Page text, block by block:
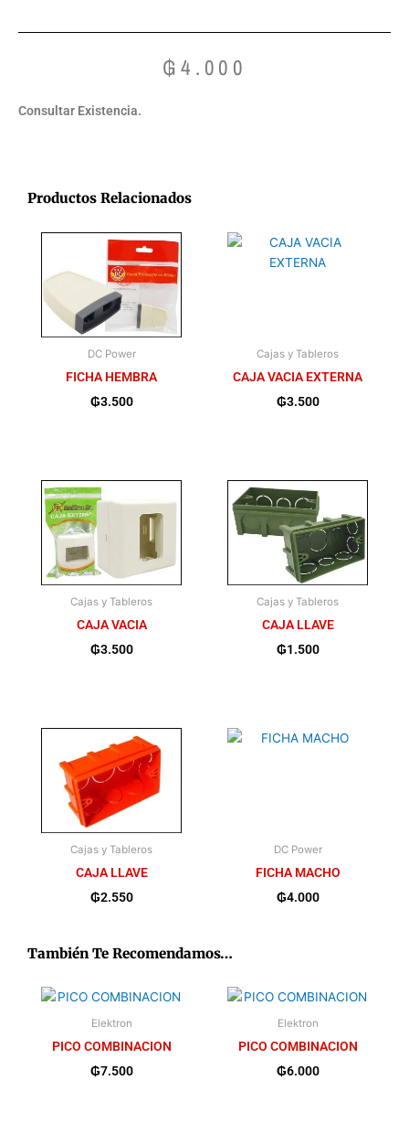
₲4.000
Consultar Existencia.
Productos Relacionados
DC Power
FICHA HEMBRA
₲3.500
Cajas y Tableros
CAJA VACIA EXTERNA
₲3.500
Cajas y Tableros
CAJA VACIA
₲3.500
Cajas y Tableros
CAJA LLAVE
₲1.500
Cajas y Tableros
CAJA LLAVE
₲2.550
DC Power
FICHA MACHO
₲4.000
También Te Recomendamos…
Elektron
PICO COMBINACION
₲7.500
Elektron
PICO COMBINACION
₲6.000